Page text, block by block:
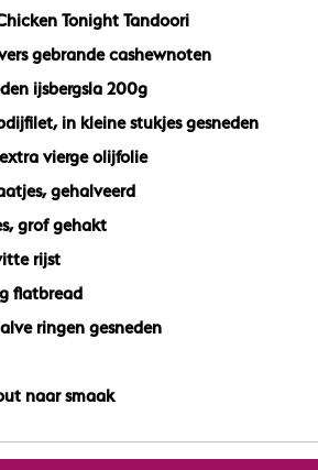
Tonight Tandoori
gebrande cashewnoten
ijsbergsla 200g
in kleine stukjes gesneden
vierge olijfolie
gehalveerd
grof gehakt
rijst
flatbread
ringen gesneden
naar smaak